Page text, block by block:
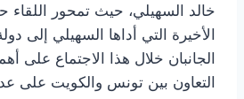
خالد السهيلي، حيث تمحور اللقاء
الأخيرة التي أداها السهيلي إلى
الجانبان خلال هذا الاجتماع على
التعاون بين تونس والكويت على